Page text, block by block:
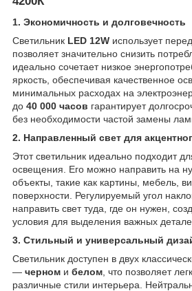
1. Экономичность и долговечность
Светильник LED 12W использует
позволяет значительно снизить
идеально сочетает низкое
яркость, обеспечивая качественное
минимальных расходах на
до 40 000 часов гарантирует
без необходимости частой замены
2. Направленный свет для
Этот светильник идеально подходит
освещения. Его можно направить на
объекты, такие как картины, мебель,
поверхности. Регулируемый угол
направить свет туда, где он нужен,
условия для выделения важных
3. Стильный и универсальный
Светильник доступен в двух
— черном и белом , что позволяет
различные стили интерьера.